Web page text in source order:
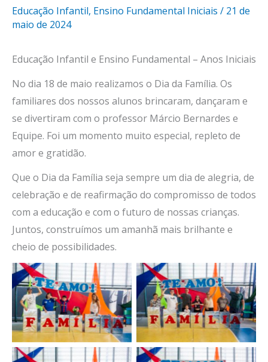
Educação Infantil, Ensino Fundamental Iniciais / 21 de
maio de 2024
Educação Infantil e Ensino Fundamental – Anos Iniciais
No dia 18 de maio realizamos o Dia da Família. Os
familiares dos nossos alunos brincaram, dançaram e
se divertiram com o professor Márcio Bernardes e
Equipe. Foi um momento muito especial, repleto de
amor e gratidão.
Que o Dia da Família seja sempre um dia de alegria, de
celebração e de reafirmação do compromisso de todos
com a educação e com o futuro de nossas crianças.
Juntos, construímos um amanhã mais brilhante e
cheio de possibilidades.